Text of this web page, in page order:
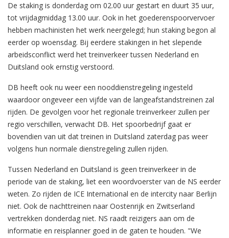
De staking is donderdag om 02.00 uur gestart en duurt 35 uur,
tot vrijdagmiddag 13.00 uur. Ook in het goederenspoorvervoer
hebben machinisten het werk neergelegd; hun staking begon al
eerder op woensdag. Bij eerdere stakingen in het slepende
arbeidsconflict werd het treinverkeer tussen Nederland en
Duitsland ook ernstig verstoord.
DB heeft ook nu weer een nooddienstregeling ingesteld
waardoor ongeveer een vijfde van de langeafstandstreinen zal
rijden. De gevolgen voor het regionale treinverkeer zullen per
regio verschillen, verwacht DB. Het spoorbedrijf gaat er
bovendien van uit dat treinen in Duitsland zaterdag pas weer
volgens hun normale dienstregeling zullen rijden.
Tussen Nederland en Duitsland is geen treinverkeer in de
periode van de staking, liet een woordvoerster van de NS eerder
weten. Zo rijden de ICE International en de intercity naar Berlijn
niet. Ook de nachttreinen naar Oostenrijk en Zwitserland
vertrekken donderdag niet. NS raadt reizigers aan om de
informatie en reisplanner goed in de gaten te houden. "We